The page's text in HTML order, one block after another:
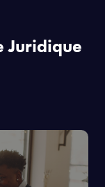
Juridique